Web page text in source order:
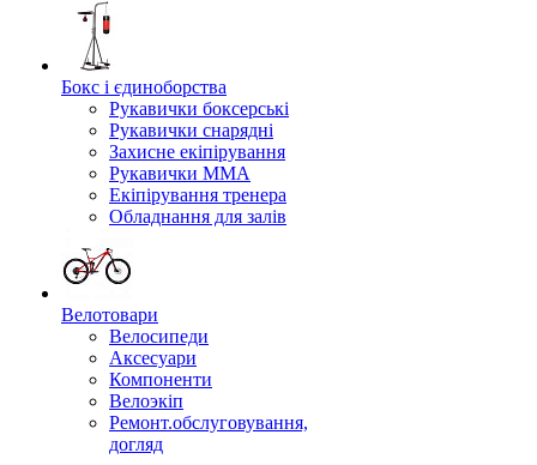
Бокс і єдиноборства
Рукавички боксерські
Рукавички снарядні
Захисне екіпірування
Рукавички ММА
Екіпірування тренера
Обладнання для залів
Велотовари
Велосипеди
Аксесуари
Компоненти
Велоэкіп
Ремонт.обслуговування,
догляд